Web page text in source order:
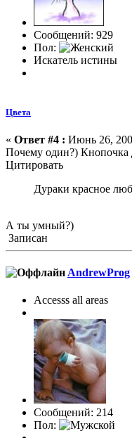
Сообщений: 929
Пол:
Искатель истины
Цвета
« Ответ #4 : Июнь 26,
Почему один?) Кнопочка
Цитировать
Дураки красное
А ты умный?)
Записан
AndrewProg
Accesss all areas
Сообщений: 214
Пол: